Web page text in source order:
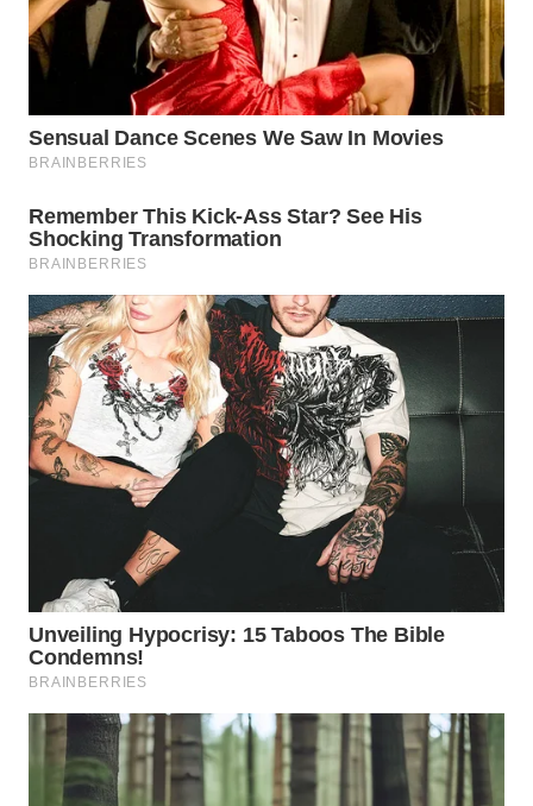
Network
MASYARAKAT
WALINKI
MAWAKA
ID
MARTABAT
NET
MKLI
LPKKI
LKKI
KOPEKLIN